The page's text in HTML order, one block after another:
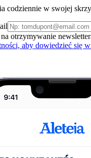
codziennie w swojej
otrzymywanie
aby dowiedzieć się